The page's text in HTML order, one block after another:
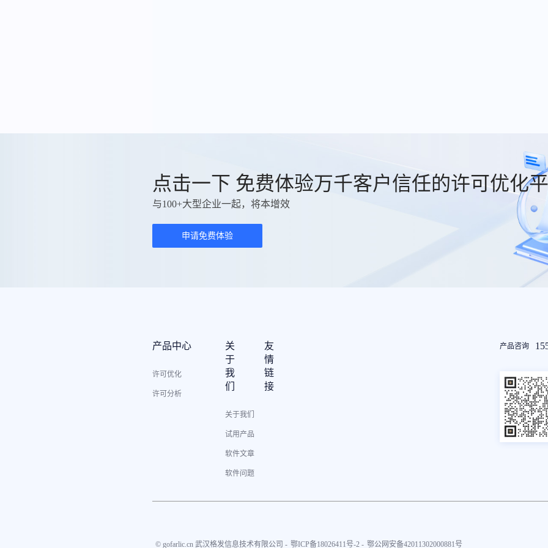
点击一下 免费体验万千客户信任的许可优化
与100+大型企业一起，将本增效
申请免费体验
产品中心
许可优化
许可分析
关
于
我
们
关于我们
试用产品
软件文章
软件问题
友
情
链
接
产品咨询
© gofarlic.cn 武汉格发信息技术有限公司 - 鄂ICP备18026411号-2 - 鄂公网安备42011302000881号